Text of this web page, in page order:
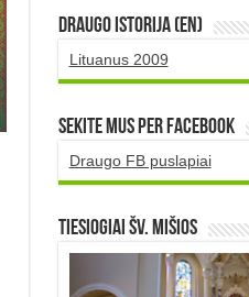
DRAUGO istorija (EN)
Lituanus 2009
Sekite mus per Facebook
Draugo FB puslapiai
TIESIOGIAI šv. MIŠIOS